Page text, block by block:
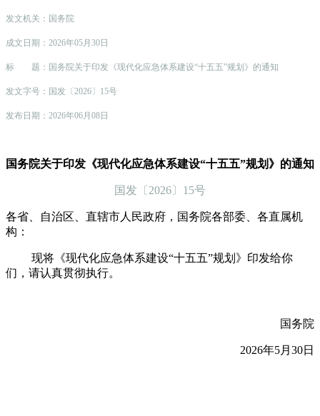
发文机关：国务院
成文日期：2026年05月30日
标 题：国务院关于印发《现代化应急体系建设“十五五”规划》的通知
发文字号：国发〔2026〕15号
发布日期：2026年06月08日
国务院关于印发《现代化应急体系建设“十五五”规划》的通知
国发〔2026〕15号
各省、自治区、直辖市人民政府，国务院各部委、各直属机
构：
现将《现代化应急体系建设“十五五”规划》印发给你
们，请认真贯彻执行。
国务院
2026年5月30日